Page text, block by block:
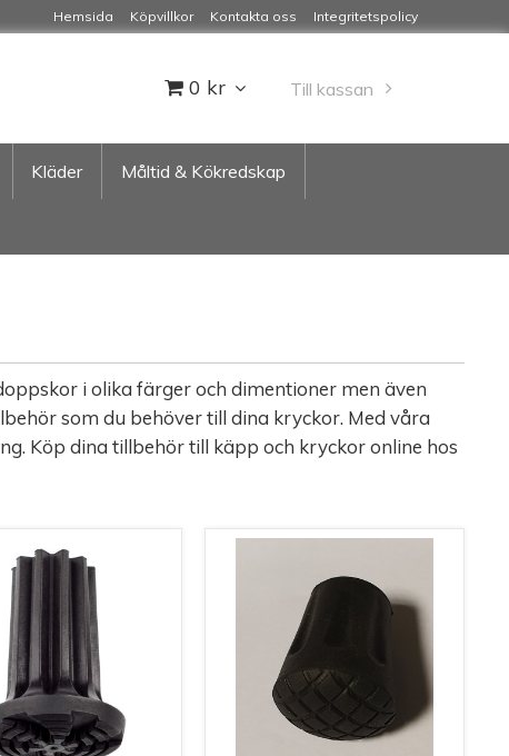
Hemsida Köpvillkor Kontakta oss Integritetspolicy
0 kr Till kassan
Kläder Måltid & Kökredskap
i olika färger och dimentioner men även
som du behöver till dina kryckor. Med våra
Köp dina tillbehör till käpp och kryckor online hos